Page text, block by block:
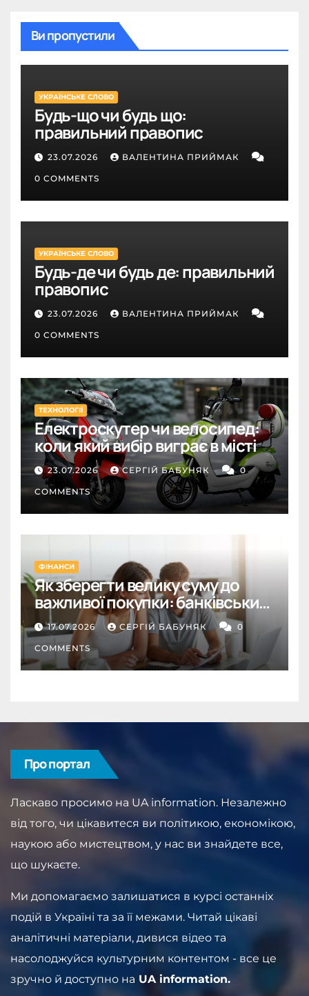
Ви пропустили
УКРАЇНСЬКЕ СЛОВО
Будь-що чи будь що:
правильний правопис
23.07.2026 ВАЛЕНТИНА ПРИЙМАК
0 COMMENTS
УКРАЇНСЬКЕ СЛОВО
Будь-де чи будь де: правильний
правопис
23.07.2026 ВАЛЕНТИНА ПРИЙМАК
0 COMMENTS
ТЕХНОЛОГІЇ
Електроскутер чи велосипед:
коли який вибір виграє в місті
23.07.2026 СЕРГІЙ БАБУНЯК 0
COMMENTS
ФІНАНСИ
Як зберегти велику суму до
важливої покупки: банківський
депозит як інструмент
дисципліни
17.07.2026 СЕРГІЙ БАБУНЯК 0
COMMENTS
Про портал
Ласкаво просимо на UA information. Незалежно
від того, чи цікавитеся ви політикою, економікою,
наукою або мистецтвом, у нас ви знайдете все,
що шукаєте.
Ми допомагаємо залишатися в курсі останніх
подій в Україні та за її межами. Читай цікаві
аналітичні матеріали, дивися відео та
насолоджуйся культурним контентом - все це
зручно й доступно на UA information.